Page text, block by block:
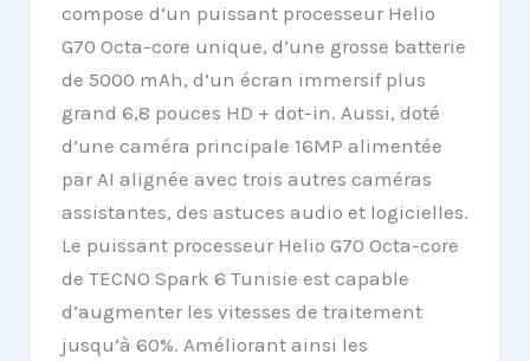
compose d’un puissant processeur Helio
G70 Octa-core unique, d’une grosse batterie
de 5000 mAh, d’un écran immersif plus
grand 6,8 ​​pouces HD + dot-in. Aussi, doté
d’une caméra principale 16MP alimentée
par AI alignée avec trois autres caméras
assistantes, des astuces audio et logicielles.
Le puissant processeur Helio G70 Octa-core
de TECNO Spark 6 Tunisie est capable
d’augmenter les vitesses de traitement
jusqu’à 60%. Améliorant ainsi les